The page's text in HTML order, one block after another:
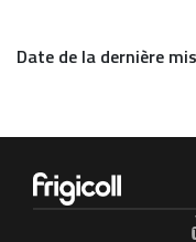
Date de la dernière